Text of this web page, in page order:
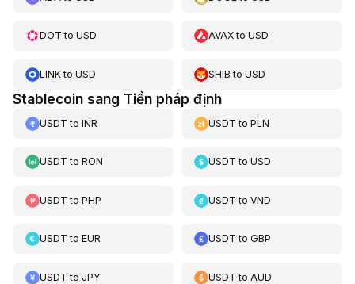
DOT to USD AVAXtoUSD
LINKto USD SHIB toUSD
Stablecoin sang Tiền pháp định
USDT to INR USDT toPLN
USDT to RON USDT toUSD
USDT to PHP USDT toVND
USDT to EUR USDT toGBP
USDT to JPY USDT to AUD